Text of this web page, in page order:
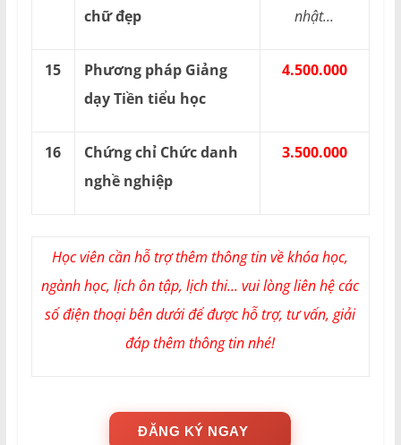
chữ đẹp
nhật...
15
Phương pháp Giảng
dạy Tiền tiểu học
4.500.000
16
Chứng chỉ Chức danh
nghề nghiệp
3.500.000
Học viên cần hỗ trợ thêm thông tin về khóa học,
ngành học, lịch ôn tập, lịch thi... vui lòng liên hệ các
số điện thoại bên dưới để được hỗ trợ, tư vấn, giải
đáp thêm thông tin nhé!
ĐĂNG KÝ NGAY